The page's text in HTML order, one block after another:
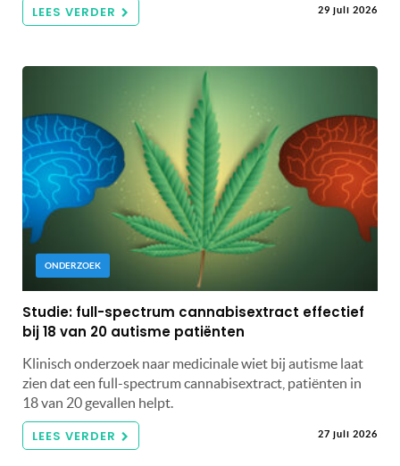
LEES VERDER 29 juli 2026
ONDERZOEK
Studie: full-spectrum cannabisextract effectief
bij 18 van 20 autisme patiënten
Klinisch onderzoek naar medicinale wiet bij autisme laat
zien dat een full-spectrum cannabisextract, patiënten in
18 van 20 gevallen helpt.
LEES VERDER 27 juli 2026